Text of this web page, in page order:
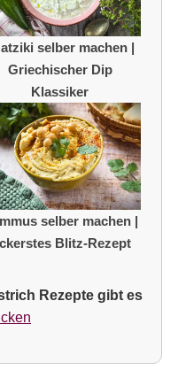
selber machen |
Griechischer Dip
Klassiker
selber machen |
Blitz-Rezept
Rezepte gibt es